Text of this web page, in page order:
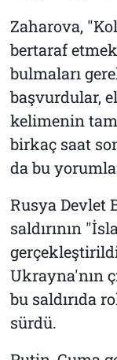
Zaharova,
bertaraf
bulmaları
başvurdular,
kelimenin tam
birkaç saat
da bu
Rusya Devlet
saldırının
Ukrayna'nın
bu saldırıda
sürdü.